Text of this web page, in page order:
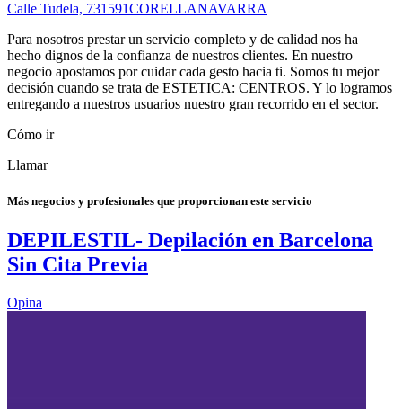
Calle Tudela, 731591CORELLANAVARRA
Para nosotros prestar un servicio completo y de calidad nos ha
hecho dignos de la confianza de nuestros clientes. En nuestro
negocio apostamos por cuidar cada gesto hacia ti. Somos tu mejor
decisión cuando se trata de ESTETICA: CENTROS. Y lo logramos
entregando a nuestros usuarios nuestro gran recorrido en el sector.
Cómo ir
Llamar
Más negocios y profesionales que proporcionan este servicio
DEPILESTIL- Depilación en Barcelona
Sin Cita Previa
Opina